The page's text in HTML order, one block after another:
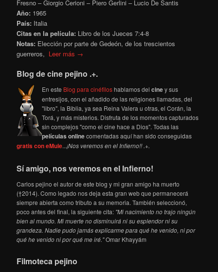
Fresno – Giorgio Cerioni – Piero Gerlini – Lucio De Santis
Año: 1965
País: Italia
Citas en la película: Libro de los Jueces 7:4-8
Notas: Elección por parte de Gedeón, de los trescientos
guerreros, Leer más →
Blog de cine pejino .+.
En este Blog para cinéfiloshablamos delciney sus
entresijos, con el añadido de las religiones llamadas, del
"libro", la Biblia, ya sea Reina Valera u otras, el Corán, la
Torá, y más misterios. Disfruta de los momentos capturados
sin complejos "como el cine hace a Dios". Todas las
películas onlinecomentadas aquí han sido conseguidas
gratis con eMule...¡Nos veremos en el Infierno!! .+.
Sí amigo, nos veremos en el Infierno!
Carlos pejino el autor de este blog y mi gran amigo ha muerto
(†2014). Como legado nos deja esta gran web que permanecerá
siempre abierta como tributo a su memoria. También seleccionó,
poco antes del final, la siguiente cita: "Mi nacimiento no trajo ningún
bien al mundo. Mi muerte no disminuirá ni su esplendor ni su
grandeza. Nadie pudo jamás explicarme para qué he venido, ni por
qué he venido ni por qué me iré."Omar Khayyám
Filmoteca pejino